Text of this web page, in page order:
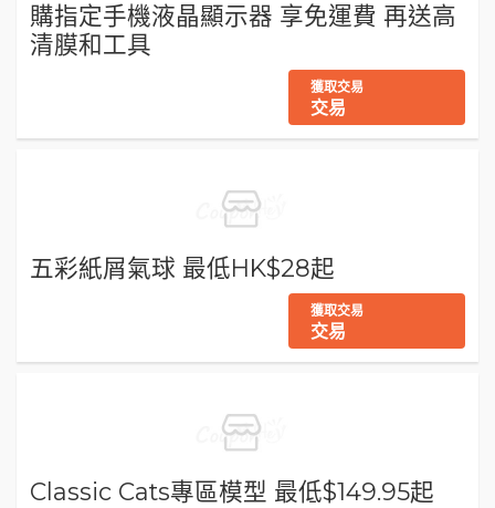
購指定手機液晶顯示器 享免運費 再送高
清膜和工具
獲取交易
交易
五彩紙屑氣球 最低HK$28起
獲取交易
交易
Classic Cats專區模型 最低$149.95起